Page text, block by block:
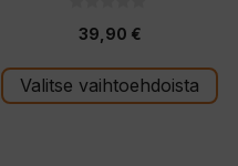
s
t
ä
39,90 €
Valitse vaihtoehdoista